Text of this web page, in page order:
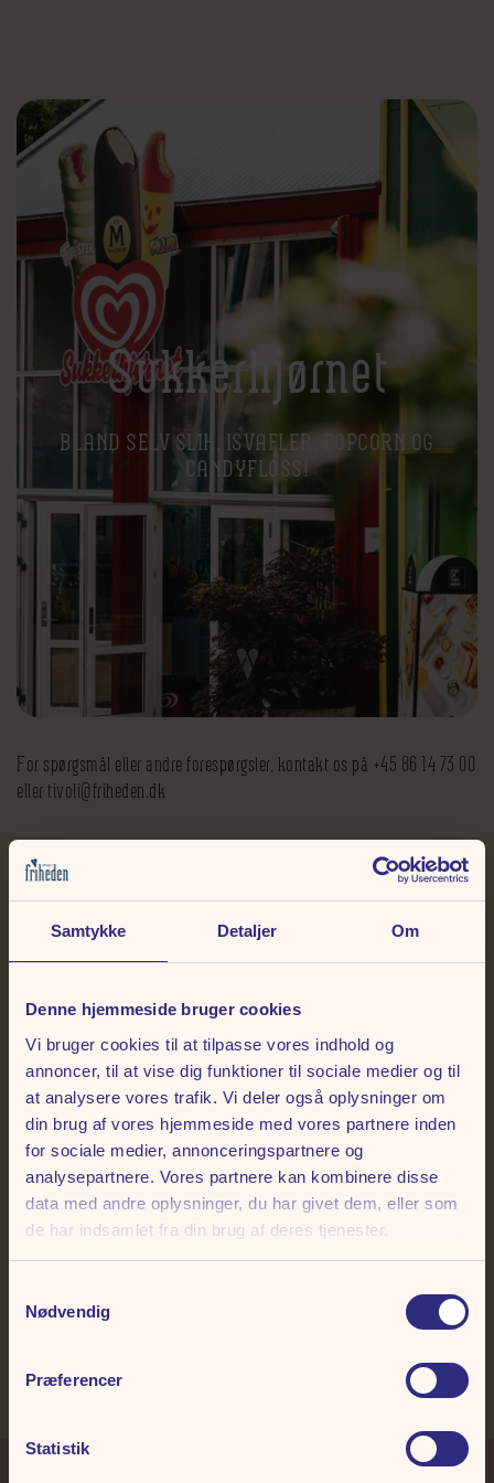
Samtykke Detaljer Om
Denne hjemmeside bruger cookies
Vi bruger cookies til at tilpasse vores indhold og
annoncer, til at vise dig funktioner til sociale medier og til
at analysere vores trafik. Vi deler også oplysninger om
din brug af vores hjemmeside med vores partnere inden
for sociale medier, annonceringspartnere og
analysepartnere. Vores partnere kan kombinere disse
data med andre oplysninger, du har givet dem, eller som
de har indsamlet fra din brug af deres tjenester.
Nødvendig
Præferencer
Statistik
Sukkerhjørnet
BLAND SELV SLIK, ISVAFLER, POPCORN OG
CANDYFLOSS!
For spørgsmål eller andre forespørgsler, kontakt os på +45 86 14 73 00
eller tivoli@friheden.dk
CANDYFLOSS!
Lige midt i Tivoli Friheden finder duSukkerhjørnet– et paradis for
alle med en sød tand! Her dufter af frisklavet popcorn, alverdens
slikvarianter og de blødeste skumfiduser. Hylderne bugner af farverige
bolsjer, fyldte chokolader og alt det slik, der vækker nostalgien og
giver smil på læben.
Uanset om du er til klassiske vingummibamser, syrlige overraskelser
eller en håndfuld lakrids til at nyde på turen gennem parken, er
Sukkerhjørnet stedet, hvor dine søde drømme går i opfyldelse.
Frihedens magiske stemning!